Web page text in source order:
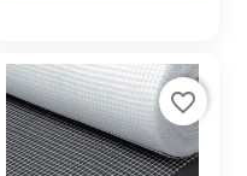
favorite_border